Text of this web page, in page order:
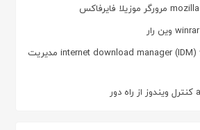
دانلود internet download manager (IDM) 6.42.61 Retail مدیریت